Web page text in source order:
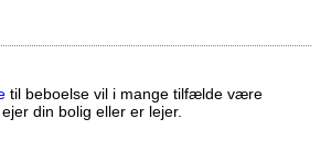
til beboelse vil i mange tilfælde være
din bolig eller er lejer.